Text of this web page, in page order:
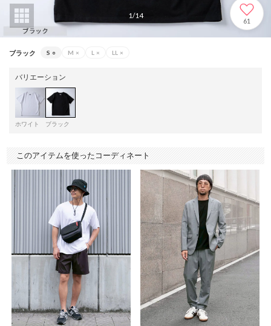
1/14
61
ブラック S ○ M × L × LL ×
バリエーション
ホワイト ブラック
このアイテムを使ったコーディネート